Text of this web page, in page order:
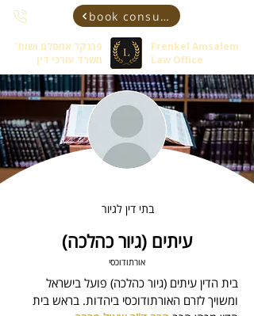
book consultant
פרנקל אמסלם ושות'
משרד עורכי דין
Frenkel Amsalem
Law Office
בתי דין לגיור
עיתים (גיור כהלכה)
אורתודוכסי
בית הדין עיתים (גיור כהלכה) פועל בישראל
ומשויך לזרם האורתודוכסי ביהדות. בראש בית